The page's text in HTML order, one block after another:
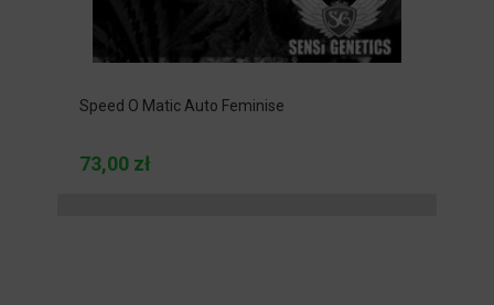
Speed O Matic Auto Feminise
73,00 zł